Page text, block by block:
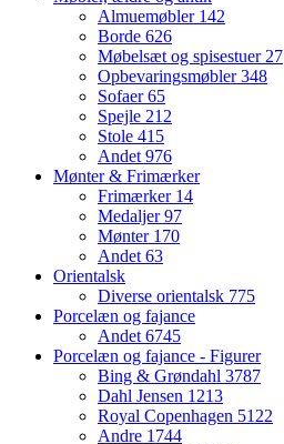
Almuemøbler 142
Borde 626
Møbelsæt og spisestuer27
Opbevaringsmøbler348
Sofaer65
Spejle 212
Stole 415
Andet976
Mønter & Frimærker
Frimærker 14
Medaljer97
Mønter 170
Andet63
Orientalsk
Diverse orientalsk 775
Porcelæn og fajance
Andet6745
Porcelæn og fajance - Figurer
Bing & Grøndahl 3787
Dahl Jensen 1213
Royal Copenhagen 5122
Andre 1744